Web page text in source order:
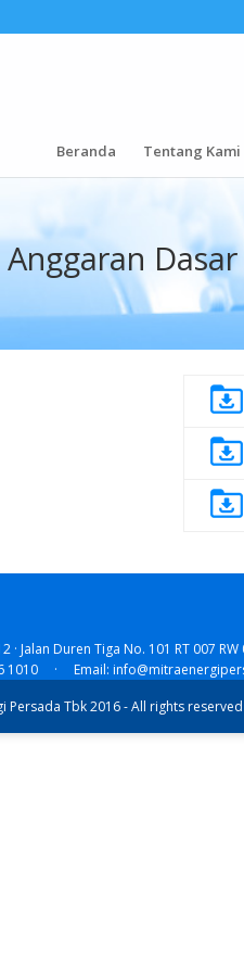
Beranda Tentang Kami
Anggaran Dasar
· Jalan Duren Tiga No. 101 RT 007
1010 · Email:
Persada Tbk 2016 - All rights reserved